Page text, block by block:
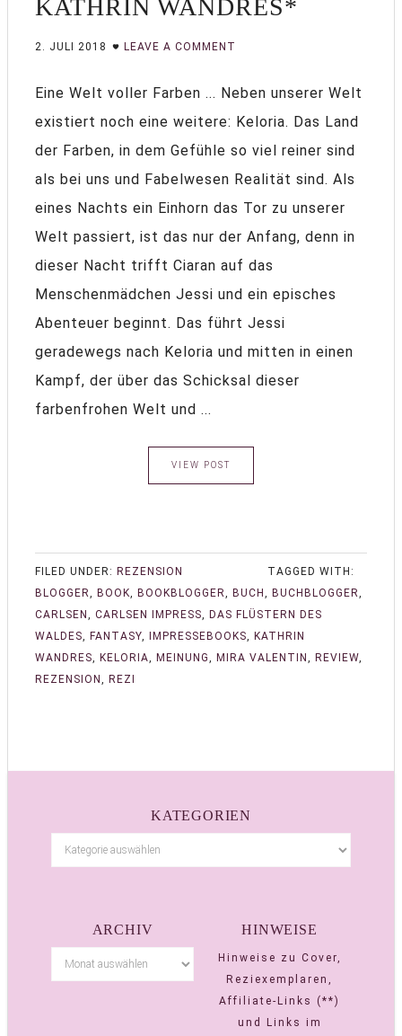
KATHRIN WANDRES*
2. JULI 2018 LEAVE A COMMENT
Eine Welt voller Farben ... Neben unserer Welt
existiert noch eine weitere: Keloria. Das Land
der Farben, in dem Gefühle so viel reiner sind
als bei uns und Fabelwesen Realität sind. Als
eines Nachts ein Einhorn das Tor zu unserer
Welt passiert, ist das nur der Anfang, denn in
dieser Nacht trifft Ciaran auf das
Menschenmädchen Jessi und ein episches
Abenteuer beginnt. Das führt Jessi
geradewegs nach Keloria und mitten in einen
Kampf, der über das Schicksal dieser
farbenfrohen Welt und ...
VIEW POST
FILED UNDER: REZENSION
TAGGED WITH:
BLOGGER, BOOK, BOOKBLOGGER, BUCH , BUCHBLOGGER,
CARLSEN , CARLSEN IMPRESS, DAS FLÜSTERN DES
WALDES, FANTASY, IMPRESSEBOOKS, KATHRIN
WANDRES, KELORIA, MEINUNG, MIRA VALENTIN , REVIEW,
REZENSION , REZI
KATEGORIEN
ARCHIV HINWEISE
Hinweise zu Cover,
Reziexemplaren,
Affiliate-Links (**)
und Links im